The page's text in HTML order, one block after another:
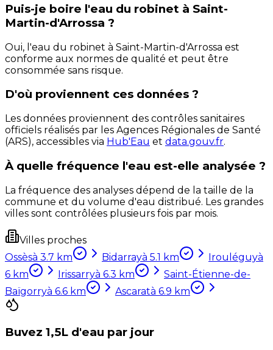
Puis-je boire l'eau du robinet à Saint-
Martin-d'Arrossa ?
Oui, l'eau du robinet à Saint-Martin-d'Arrossa est
conforme aux normes de qualité et peut être
consommée sans risque.
D'où proviennent ces données ?
Les données proviennent des contrôles sanitaires
officiels réalisés par les Agences Régionales de Santé
(ARS), accessibles via Hub'Eau et data.gouv.fr.
À quelle fréquence l'eau est-elle analysée ?
La fréquence des analyses dépend de la taille de la
commune et du volume d'eau distribué. Les grandes
villes sont contrôlées plusieurs fois par mois.
Villes proches
Ossèsà 3.7 km Bidarrayà 5.1 km Irouléguyà
6 km Irissarryà 6.3 km
Saint-Étienne-de-
Baïgorryà 6.6 km Ascaratà 6.9 km
Buvez 1,5L d'eau par jour